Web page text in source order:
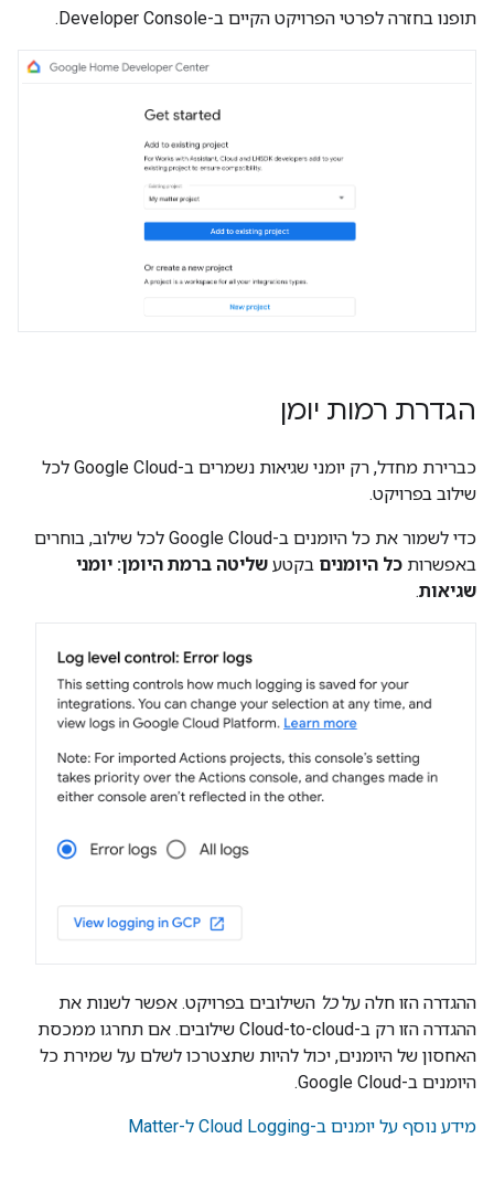
תופנו בחזרה לפרטי הפרויקט הקיים ב-Developer Console
.
הגדרת רמות יומן
כברירת מחדל, רק יומני שגיאות נשמרים ב-Google Cloud לכל
שילוב בפרויקט.
כדי לשמור את כל היומנים ב-Google Cloud לכל שילוב, בוחרים
באפשרות כל היומנים בקטע שליטה ברמת היומן: יומני
שגיאות.
ההגדרה הזו חלה עלכל השילובים בפרויקט. אפשר לשנות את
ההגדרה הזו רק ב-Cloud-to-cloud שילובים. אם תחרגו ממכסת
האחסון של היומנים, יכול להיות שתצטרכו לשלם על שמירת כל
היומנים ב-Google Cloud
.
מידע נוסף על יומנים ב-Cloud Logging ל- Matter